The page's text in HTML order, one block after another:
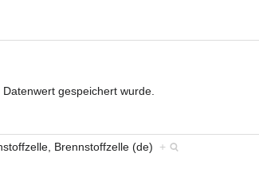
gespeichert wurde.
Brennstoffzelle (de) +